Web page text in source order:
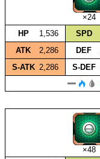
×24
HP
1,536 SPD
ATK
2,286 DEF
S‑ATK 2,286 S‑DEF
×48